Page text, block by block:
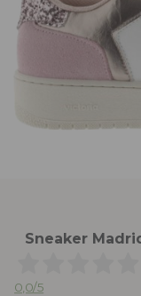
Sneaker
0,0/5